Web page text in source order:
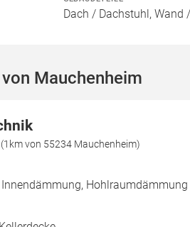
Dach / Dachstuhl, Wand
Mauchenheim
von 55234 Mauchenheim)
Hohlraumdämmung